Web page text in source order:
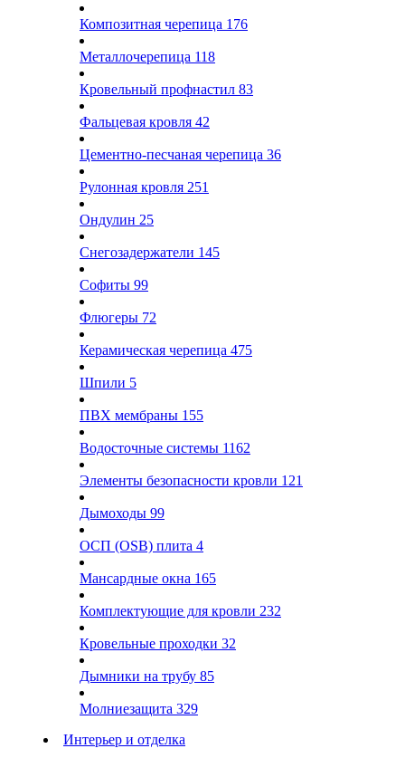
Композитная черепица 176
Металлочерепица 118
Кровельный профнастил 83
Фальцевая кровля 42
Цементно-песчаная черепица 36
Рулонная кровля 251
Ондулин 25
Снегозадержатели 145
Софиты 99
Флюгеры 72
Керамическая черепица 475
Шпили 5
ПВХ мембраны 155
Водосточные системы 1162
Элементы безопасности кровли 121
Дымоходы 99
ОСП (OSB) плита 4
Мансардные окна 165
Комплектующие для кровли 232
Кровельные проходки 32
Дымники на трубу 85
Молниезащита 329
Интерьер и отделка